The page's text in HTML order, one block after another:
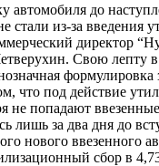
автомобиля до
стали из-за введения
директор
Свою лепту
формулировка
что под действие
не попадают
лишь за два дня до
нового ввезенного
сбор в